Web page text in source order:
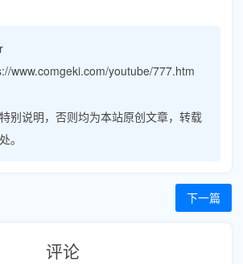
www.comgeki.com/youtube/777.htm
别说明，否则均为本站原创文章，转载
。
下一篇
评论